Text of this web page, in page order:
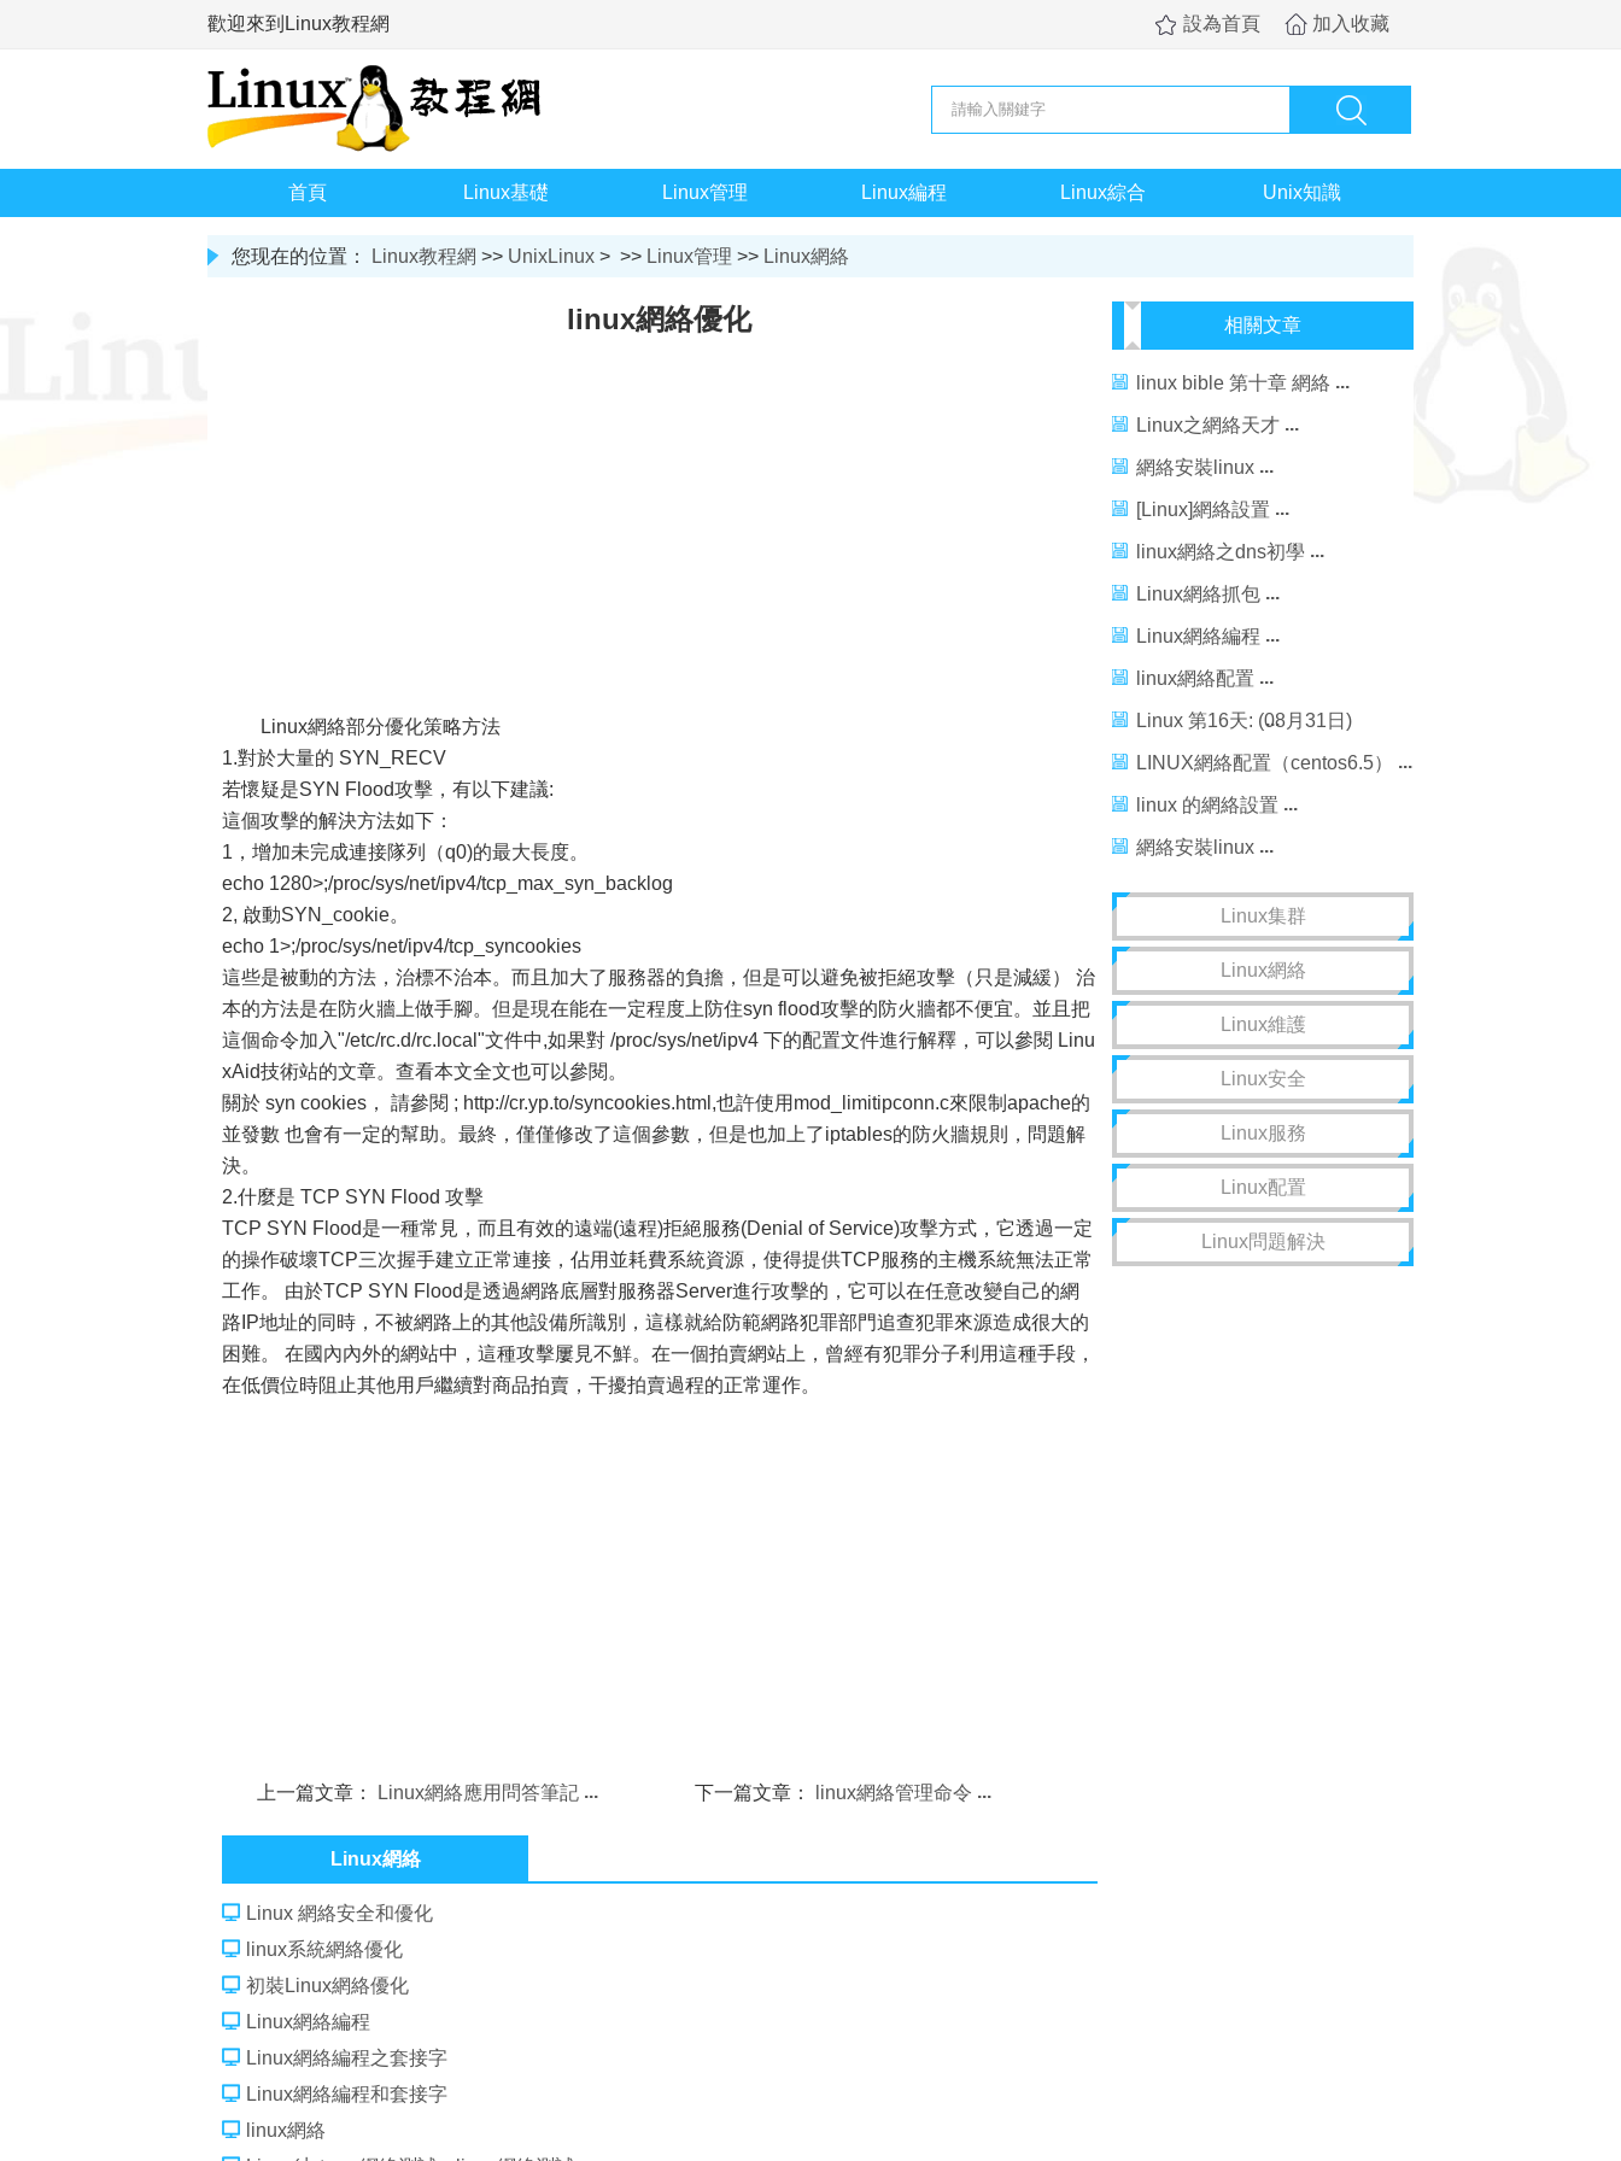
歡迎來到Linux教程網 設為首頁 加入收藏
首頁 Linux基礎 Linux管理 Linux編程 Linux綜合 Unix知識
您现在的位置： Linux教程網 >> UnixLinux > >> Linux管理 >> Linux網絡
linux網絡優化
Linux網絡部分優化策略方法
1.對於大量的 SYN_RECV
若懷疑是SYN Flood攻擊，有以下建議:
這個攻擊的解決方法如下：
1，增加未完成連接隊列（q0)的最大長度。
echo 1280>;/proc/sys/net/ipv4/tcp_max_syn_backlog
2, 啟動SYN_cookie。
echo 1>;/proc/sys/net/ipv4/tcp_syncookies
這些是被動的方法，治標不治本。而且加大了服務器的負擔，但是可以避免被拒絕攻擊（只是減緩） 治
本的方法是在防火牆上做手腳。但是現在能在一定程度上防住syn flood攻擊的防火牆都不便宜。並且把
這個命令加入"/etc/rc.d/rc.local"文件中,如果對 /proc/sys/net/ipv4 下的配置文件進行解釋，可以參閱 Linu
xAid技術站的文章。查看本文全文也可以參閱。
關於 syn cookies， 請參閱 ; http://cr.yp.to/syncookies.html,也許使用mod_limitipconn.c來限制apache的
並發數 也會有一定的幫助。最終，僅僅修改了這個參數，但是也加上了iptables的防火牆規則，問題解
決。
2.什麼是 TCP SYN Flood 攻擊
TCP SYN Flood是一種常見，而且有效的遠端(遠程)拒絕服務(Denial of Service)攻擊方式，它透過一定
的操作破壞TCP三次握手建立正常連接，佔用並耗費系統資源，使得提供TCP服務的主機系統無法正常
工作。 由於TCP SYN Flood是透過網路底層對服務器Server進行攻擊的，它可以在任意改變自己的網
路IP地址的同時，不被網路上的其他設備所識別，這樣就給防範網路犯罪部門追查犯罪來源造成很大的
困難。 在國內內外的網站中，這種攻擊屢見不鮮。在一個拍賣網站上，曾經有犯罪分子利用這種手段，
在低價位時阻止其他用戶繼續對商品拍賣，干擾拍賣過程的正常運作。
上一篇文章： Linux網絡應用問答筆記 下一篇文章： linux網絡管理命令
Linux網絡
Linux 網絡安全和優化
linux系統網絡優化
初裝Linux網絡優化
Linux網絡編程
Linux網絡編程之套接字
Linux網絡編程和套接字
linux網絡
相關文章
linux bible 第十章 網絡
Linux之網絡天才
網絡安裝linux
[Linux]網絡設置
linux網絡之dns初學
Linux網絡抓包
Linux網絡編程
linux網絡配置
Linux 第16天: (08月31日)
Linux網絡管理
LINUX網絡配置（centos6.5）
linux 的網絡設置
網絡安裝linux
Linux集群
Linux網絡
Linux維護
Linux安全
Linux服務
Linux配置
Linux問題解決